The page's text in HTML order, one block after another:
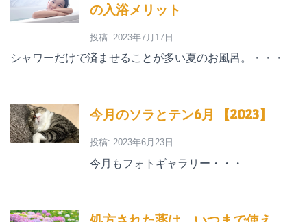
の入浴メリット
投稿: 2023年7月17日
シャワーだけで済ませることが多い夏のお風呂。・・・
今月のソラとテン6月 【2023】
投稿: 2023年6月23日
今月もフォトギャラリー・・・